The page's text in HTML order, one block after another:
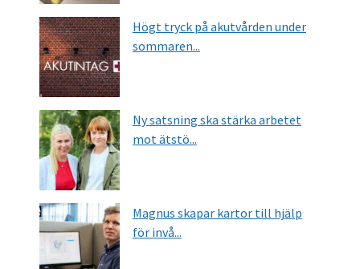
Högt tryck på akutvården under
sommaren...
Ny satsning ska stärka arbetet
mot ätstö...
Magnus skapar kartor till hjälp
för invå...